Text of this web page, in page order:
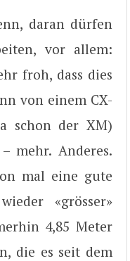
daran dürfen
vor allem:
froh, dass dies
von einem CX-
schon der XM)
mehr. Anderes.
mal eine gute
«grösser»
4,85 Meter
die es seit dem